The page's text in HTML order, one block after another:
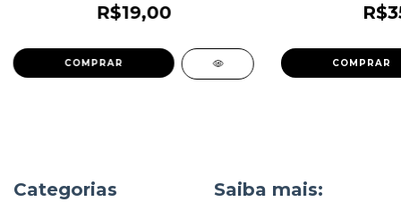
R$19,00
COMPRAR
com
COMPRAR
Categorias Saiba mais: